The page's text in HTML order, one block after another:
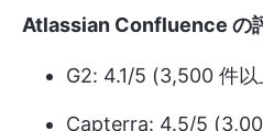
Atlassian Confluence の
G2: 4.1/5 (3,500 件
Capterra: 4.5/5